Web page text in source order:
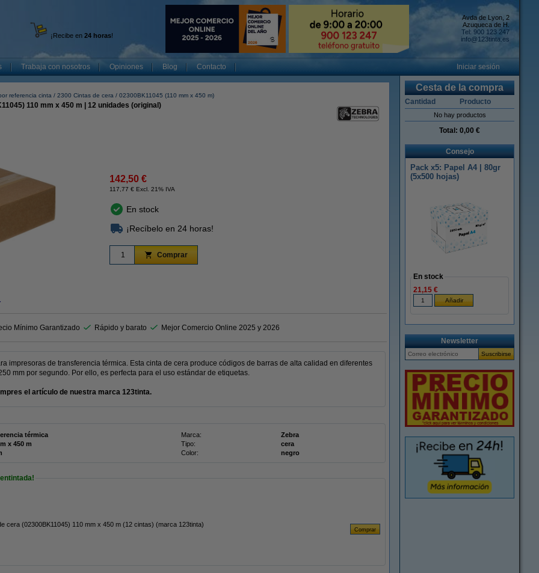
¡Recibe en 24 horas!
Avda de Lyon, 2
Azuqueca de H.
Tel: 900 123 247
info@123tinta.es
Trabaja con nosotros Opiniones Blog Contacto Iniciar sesión
referencia cinta 2300 Cintas de cera 02300BK11045 (110 mm x 450 m)
110 mm x 450 m | 12 unidades (original)
142,50 €
117,77 € Excl. 21% IVA
En stock
¡Recíbelo en 24 horas!
Comprar
Mínimo Garantizado Rápido y barato Mejor Comercio Online 2025 y 2026
impresoras de transferencia térmica. Esta cinta de cera produce códigos de barras de alta calidad en diferentes
mm por segundo. Por ello, es perfecta para el uso estándar de etiquetas.
el artículo de nuestra marca 123tinta.
térmica Marca:
Zebra
110 mm x 450 m Tipo:
cera
Color: negro
cera (02300BK11045) 110 mm x 450 m (12 cintas) (marca 123tinta)
Cesta de la compra
Cantidad Producto
No hay productos
Total: 0,00 €
Consejo
Pack x5: Papel A4 | 80gr
(5x500 hojas)
En stock
21,15 €
Newsletter